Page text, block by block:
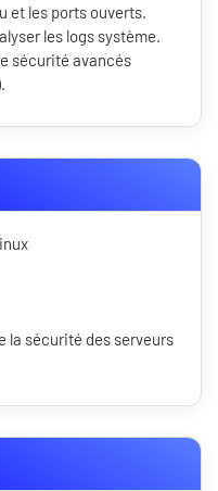
et les ports ouverts.
les logs système.
sécurité avancés
la sécurité des serveurs